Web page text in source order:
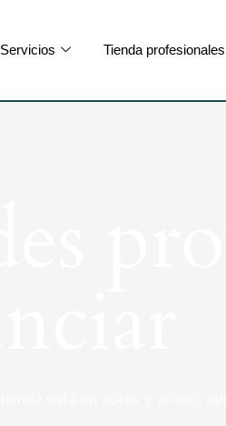
Servicios Tienda profesionales